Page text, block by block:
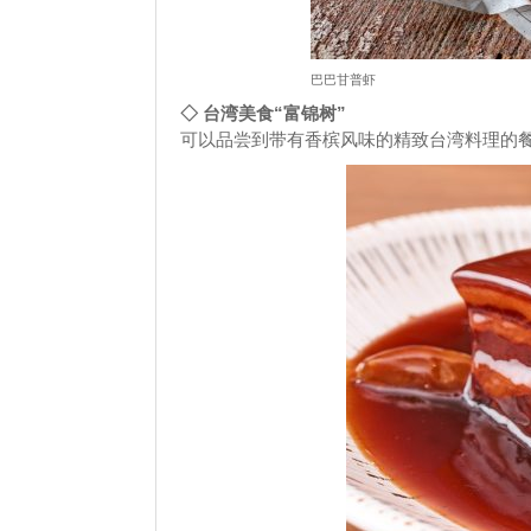
巴巴甘普虾
◇ 台湾美食“富锦树”
可以品尝到带有香槟风味的精致台湾料理的